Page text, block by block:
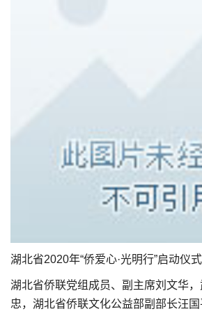
湖北省2020年“侨爱心·光明行”启动仪
湖北省侨联党组成员、副主席刘文华
忠，湖北省侨联文化公益部副部长汪